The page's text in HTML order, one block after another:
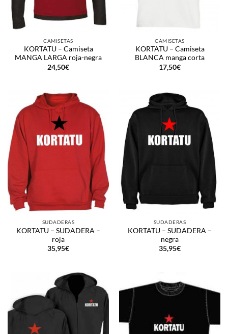
CAMISETAS
KORTATU – Camiseta
MANGA LARGA roja-negra
24,50€
CAMISETAS
KORTATU – Camiseta
BLANCA manga corta
17,50€
SUDADERAS
KORTATU – SUDADERA –
roja
35,95€
SUDADERAS
KORTATU – SUDADERA –
negra
35,95€